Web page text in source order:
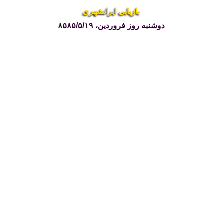
بازیابی ایرانشهری
دوشنبه روز فروردین، ۸۵۸۵/۵/۱۹